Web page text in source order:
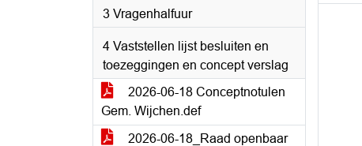
3 Vragenhalfuur
4 Vaststellen lijst besluiten en
toezeggingen en concept verslag
2026-06-18 Conceptnotulen
Gem. Wijchen.def
2026-06-18_Raad openbaar